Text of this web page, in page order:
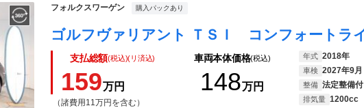
フォルクスワーゲン 購入パックあり
支払総額(税込)(リ済込)
159万円
（諸費用11万円を含む）
車両本体価格(税込)
148万円
年式 2018年
車検 2027年9月
整備 法定整備付
排気量 1200cc